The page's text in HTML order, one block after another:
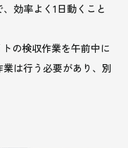
効率よく1日動くこと
の検収作業を午前中に
は行う必要があり、別